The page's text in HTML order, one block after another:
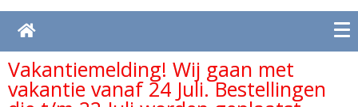
Vakantiemelding! Wij gaan met
vakantie vanaf 24 Juli. Bestellingen